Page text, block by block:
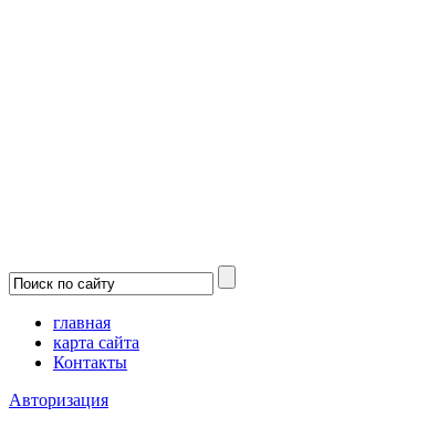
Государственное бюджетное учреждение
главная
карта сайта
Контакты
Авторизация